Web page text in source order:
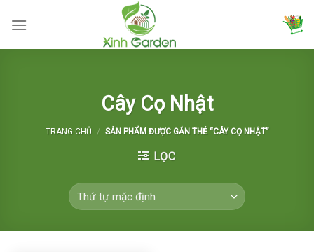
Cây Cọ Nhật
TRANG CHỦ / SẢN PHẨM ĐƯỢC GẮN THẺ “CÂY CỌ NHẬT”
LỌC